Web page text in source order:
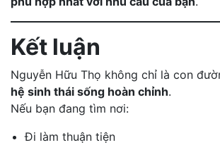
Kết luận
Nguyễn Hữu Thọ không chỉ là con
hệ sinh thái sống hoàn chỉnh.
Nếu bạn đang tìm nơi:
Đi làm thuận tiện